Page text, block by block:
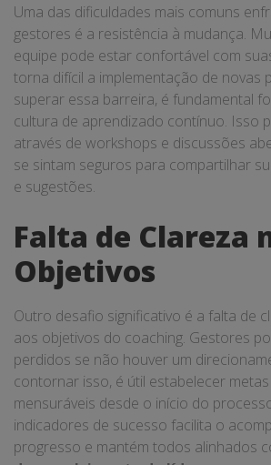
Uma das dificuldades mais comuns
gestores é a resistência à mudança.
equipe pode estar confortável com
torna difícil a implementação de novas
superar essa barreira, é fundamental
cultura de aprendizado contínuo. Isso
através de workshops e discussões
se sintam seguros para compartilhar
e sugestões.
Falta de Clareza
Objetivos
Outro desafio significativo é a falta de
aos objetivos do coaching. Gestores
perdidos se não houver um
contornar isso, é útil estabelecer
mensuráveis desde o início do
indicadores de sucesso facilita o
progresso e mantém todos alinhados